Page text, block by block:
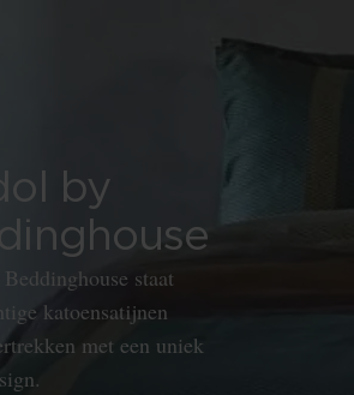
by
Beddinghouse staat
katoensatijnen
met een uniek